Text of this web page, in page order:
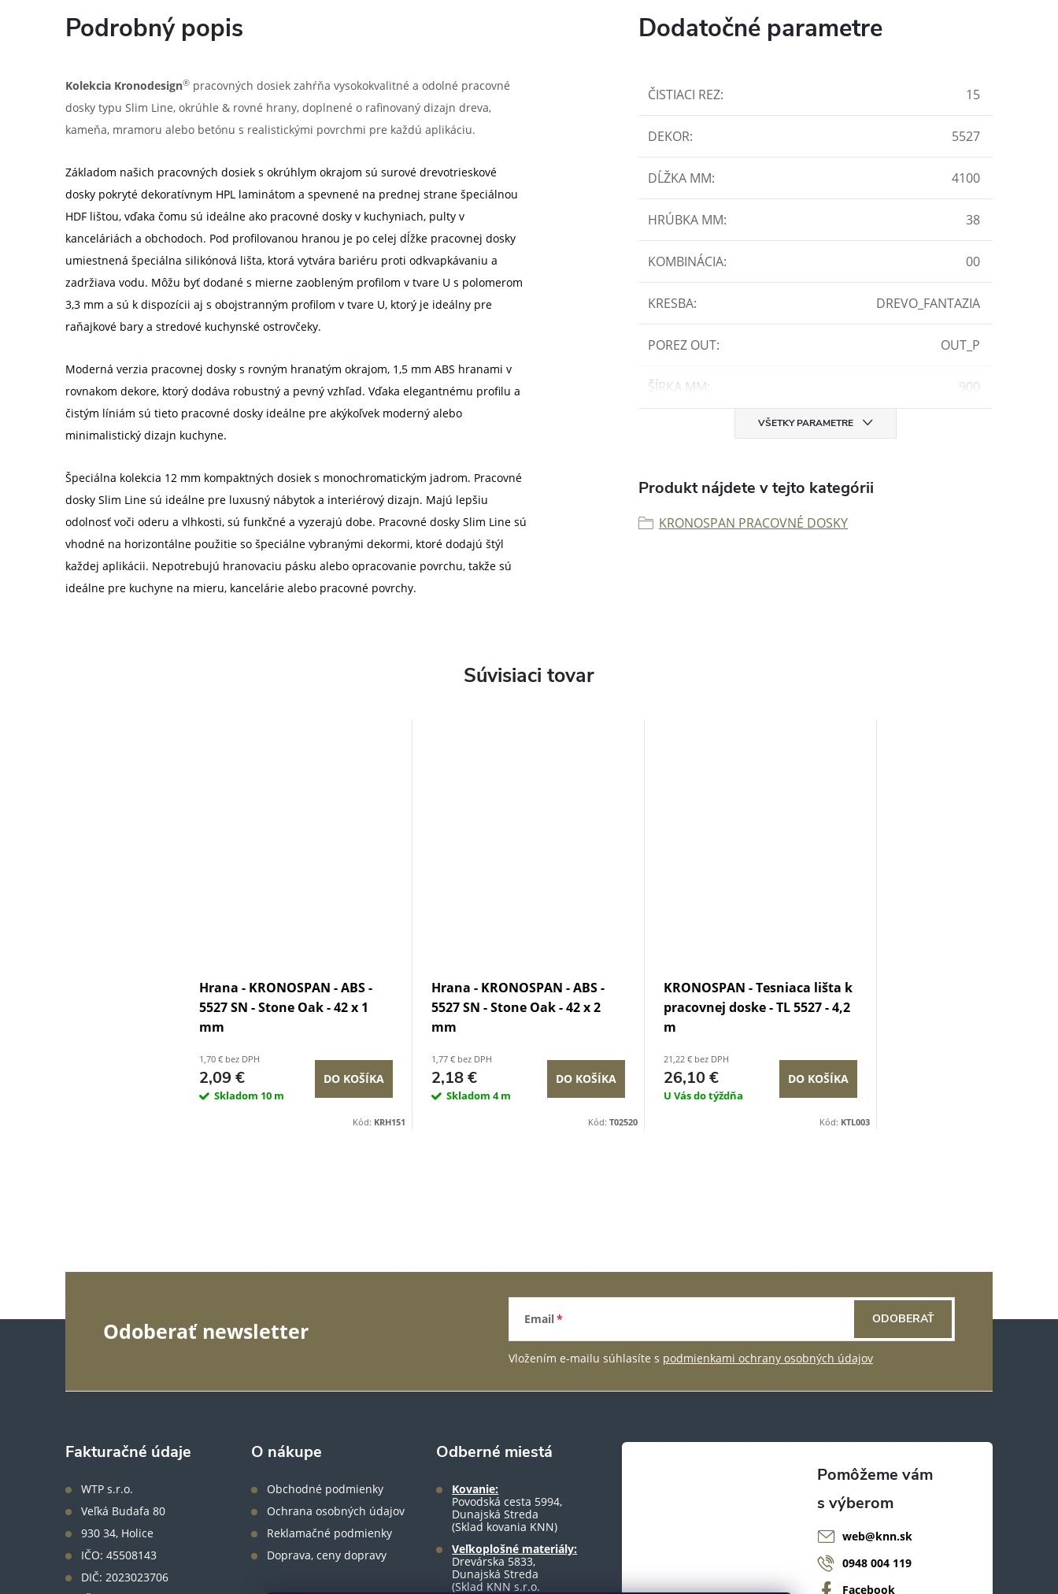
Podrobný popis
Kolekcia Kronodesign® pracovných dosiek zahŕňa vysokokvalitné a odolné pracovné
dosky typu Slim Line, okrúhle & rovné hrany, doplnené o rafinovaný dizajn dreva,
kameňa, mramoru alebo betónu s realistickými povrchmi pre každú aplikáciu.
Základom našich pracovných dosiek s okrúhlym okrajom sú surové drevotrieskové
dosky pokryté dekoratívnym HPL laminátom a spevnené na prednej strane špeciálnou
HDF lištou, vďaka čomu sú ideálne ako pracovné dosky v kuchyniach, pulty v
kanceláriách a obchodoch. Pod profilovanou hranou je po celej dĺžke pracovnej dosky
umiestnená špeciálna silikónová lišta, ktorá vytvára bariéru proti odkvapkávaniu a
zadržiava vodu. Môžu byť dodané s mierne zaobleným profilom v tvare U s polomerom
3,3 mm a sú k dispozícii aj s obojstranným profilom v tvare U, ktorý je ideálny pre
raňajkové bary a stredové kuchynské ostrovčeky.
Moderná verzia pracovnej dosky s rovným hranatým okrajom, 1,5 mm ABS hranami v
rovnakom dekore, ktorý dodáva robustný a pevný vzhľad. Vďaka elegantnému profilu a
čistým líniám sú tieto pracovné dosky ideálne pre akýkoľvek moderný alebo
minimalistický dizajn kuchyne.
Špeciálna kolekcia 12 mm kompaktných dosiek s monochromatickým jadrom. Pracovné
dosky Slim Line sú ideálne pre luxusný nábytok a interiérový dizajn. Majú lepšiu
odolnosť voči oderu a vlhkosti, sú funkčné a vyzerajú dobe. Pracovné dosky Slim Line sú
vhodné na horizontálne použitie so špeciálne vybranými dekormi, ktoré dodajú štýl
každej aplikácii. Nepotrebujú hranovaciu pásku alebo opracovanie povrchu, takže sú
ideálne pre kuchyne na mieru, kancelárie alebo pracovné povrchy.
Dodatočné parametre
ČISTIACI REZ: 15
DEKOR: 5527
DĹŽKA MM: 4100
HRÚBKA MM: 38
KOMBINÁCIA: 00
KRESBA: DREVO_FANTAZIA
POREZ OUT: OUT_P
ŠÍRKA MM: 900
VŠETKY PARAMETRE
Produkt nájdete v tejto kategórii
KRONOSPAN PRACOVNÉ DOSKY
Súvisiaci tovar
Hrana - KRONOSPAN - ABS -
5527 SN - Stone Oak - 42 x 1
mm
1,70 € bez DPH
2,09 €
Skladom 10 m
DO KOŠÍKA
Kód: KRH151
Hrana - KRONOSPAN - ABS -
5527 SN - Stone Oak - 42 x 2
mm
1,77 € bez DPH
2,18 €
Skladom 4 m
DO KOŠÍKA
Kód: T02520
KRONOSPAN - Tesniaca lišta k
pracovnej doske - TL 5527 - 4,2
m
21,22 € bez DPH
26,10 €
U Vás do týždňa
DO KOŠÍKA
Kód: KTL003
Odoberať newsletter Email
Vložením e-mailu súhlasíte s podmienkami ochrany osobných údajov
ODOBERAŤ
Fakturačné údaje
WTP s.r.o.
Veľká Budafa 80
930 34, Holice
IČO: 45508143
DIČ: 2023023706
O nákupe
Obchodné podmienky
Ochrana osobných údajov
Reklamačné podmienky
Doprava, ceny dopravy
Odberné miestá
Kovanie:
Povodská cesta 5994,
Dunajská Streda
(Sklad kovania KNN)
Veľkoplošné materiály:
Drevárska 5833,
Dunajská Streda
(Sklad KNN s.r.o.
web@knn.sk
0948 004 119
Facebook